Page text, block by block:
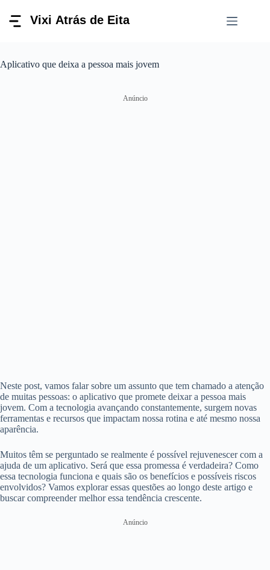
para
Aplicativo que deixa a pessoa mais jovem
Anúncio
Neste post, vamos falar sobre um assunto que tem chamado a atenção
de muitas pessoas: o aplicativo que promete deixar a pessoa mais
jovem. Com a tecnologia avançando constantemente, surgem novas
ferramentas e recursos que impactam nossa rotina e até mesmo nossa
aparência.
Muitos têm se perguntado se realmente é possível rejuvenescer com a
ajuda de um aplicativo. Será que essa promessa é verdadeira? Como
essa tecnologia funciona e quais são os benefícios e possíveis riscos
envolvidos? Vamos explorar essas questões ao longo deste artigo e
buscar compreender melhor essa tendência crescente.
Anúncio